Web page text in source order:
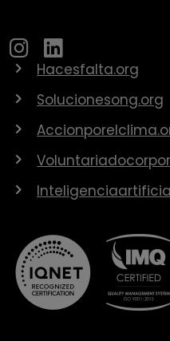
Hacesfalta.org
Solucionesong.org